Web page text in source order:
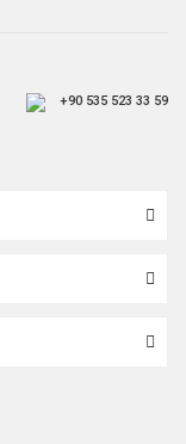
+90 535 523 33 59